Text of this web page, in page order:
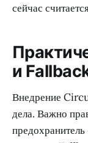
сейчас
и
Внедрение
дела. Важно
предохранитель